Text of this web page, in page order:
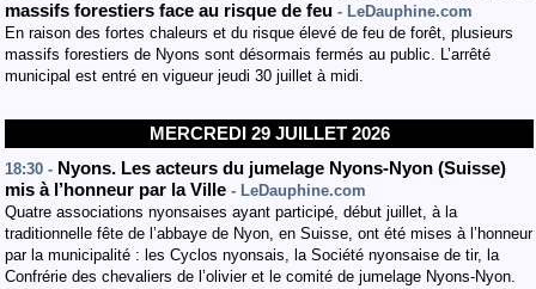
massifs forestiers face au risque de feu - LeDauphine.com
En raison des fortes chaleurs et du risque élevé de feu de forêt, plusieurs
massifs forestiers de Nyons sont désormais fermés au public. L’arrêté
municipal est entré en vigueur jeudi 30 juillet à midi.
MERCREDI 29 JUILLET 2026
18:30 - Nyons. Les acteurs du jumelage Nyons-Nyon (Suisse)
mis à l’honneur par la Ville - LeDauphine.com
Quatre associations nyonsaises ayant participé, début juillet, à la
traditionnelle fête de l’abbaye de Nyon, en Suisse, ont été mises à l’honneur
par la municipalité : les Cyclos nyonsais, la Société nyonsaise de tir, la
Confrérie des chevaliers de l’olivier et le comité de jumelage Nyons-Nyon.